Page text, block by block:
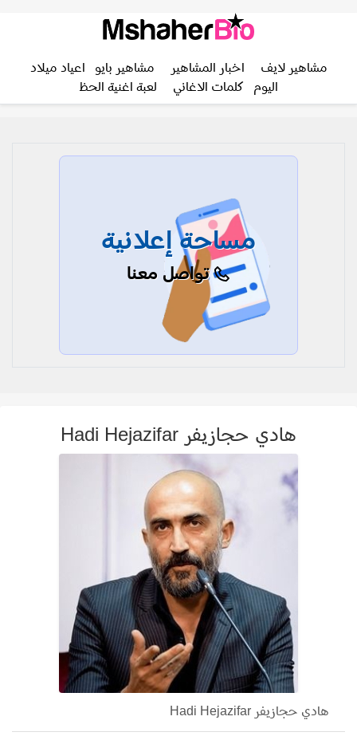
مشاهير لايف اخبار المشاهير مشاهير بايو
اعياد ميلاد
اليوم
كلمات الاغاني لعبة اغنية الحظ
مساحة إعلانية
تواصل معنا
هادي حجازيفر Hadi Hejazifar
هادي حجازيفر Hadi Hejazifar